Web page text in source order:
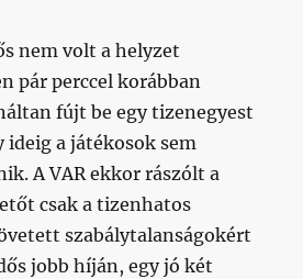
nem volt a helyzet
pár perccel korábban
fújt be egy tizenegyest
ideig a játékosok sem
A VAR ekkor rászólt a
csak a tizenhatos
szabálytalanságokért
jobb híján, egy jó két